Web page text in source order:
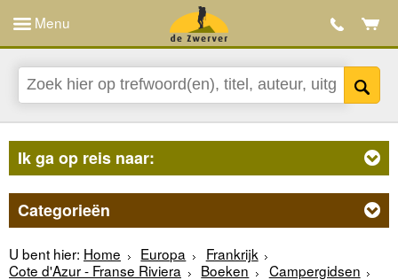
Menu
Ik ga op reis naar:
Categorieën
U bent hier: Home Europa
Frankrijk
Cote d'Azur - Franse Riviera
Boeken Campergidsen